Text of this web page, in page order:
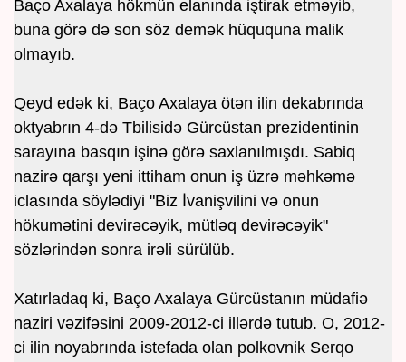
Baço Axalaya hökmün elanında iştirak etməyib,
buna görə də son söz demək hüququna malik
olmayıb.
Qeyd edək ki, Baço Axalaya ötən ilin dekabrında
oktyabrın 4-də Tbilisidə Gürcüstan prezidentinin
sarayına basqın işinə görə saxlanılmışdı. Sabiq
nazirə qarşı yeni ittiham onun iş üzrə məhkəmə
iclasında söylədiyi "Biz İvanişvilini və onun
hökumətini devirəcəyik, mütləq devirəcəyik"
sözlərindən sonra irəli sürülüb.
Xatırladaq ki, Baço Axalaya Gürcüstanın müdafiə
naziri vəzifəsini 2009-2012-ci illərdə tutub. O, 2012-
ci ilin noyabrında istefada olan polkovnik Serqo